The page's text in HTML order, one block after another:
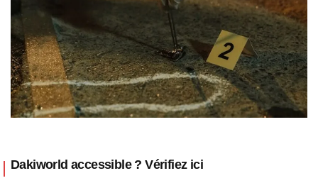
Dakiworld accessible ? Vérifiez ici